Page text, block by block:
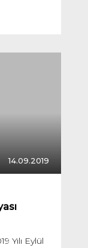
14.09.2019
Yılı Eylül